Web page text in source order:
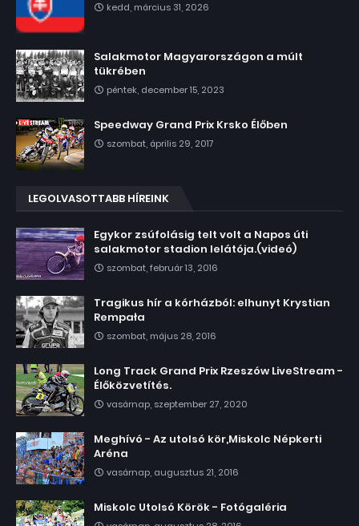
kedd, március 31, 2026
Salakmotor Magyarországon a múlt
tükrében
péntek, december 15, 2023
Speedway Grand Prix Krsko Élőben
szombat, április 29, 2017
LEGOLVASOTTABB HÍREINK
Egykor zsúfolásig telt volt a Napos úti
salakmotor stadion lelátója.(videó)
szombat, február 13, 2016
Tragikus hír a kórházból: elhunyt Krystian
Rempała
szombat, május 28, 2016
Long Track Grand Prix Rzeszów LiveStream -
Élőközvetítés.
vasárnap, szeptember 27, 2020
Meghívó - Az utolsó kör,Miskolc Népkerti
Aréna
vasárnap, augusztus 21, 2016
Miskolc Utolsó Körök - Fotógaléria